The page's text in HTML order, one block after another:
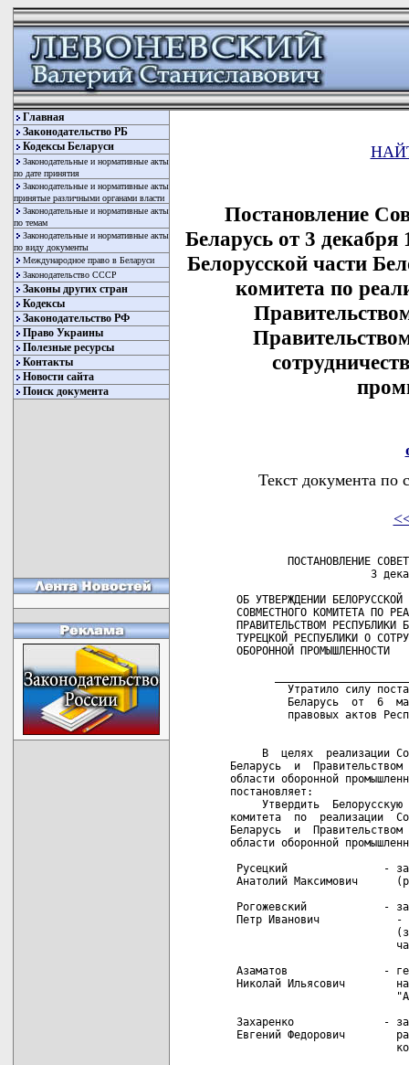
Главная
Законодательство РБ
Кодексы Беларуси
Законодательные и нормативные акты
по дате принятия
Законодательные и нормативные акты
принятые различными органами власти
Законодательные и нормативные акты
по темам
Законодательные и нормативные акты
по виду документы
Международное право в Беларуси
Законодательство СССР
Законы других стран
Кодексы
Законодательство РФ
Право Украины
Полезные ресурсы
Контакты
Новости сайта
Поиск документа
Постановление
Беларусь от 3
Белорусской части
комитета по
Текст документа по
ПОСТАНОВЛЕНИЕ
3
ОБ УТВЕРЖДЕНИИ
СОВМЕСТНОГО КОМИТЕТА ПО
ПРАВИТЕЛЬСТВОМ РЕСПУБЛИКИ
ТУРЕЦКОЙ РЕСПУБЛИКИ О
ОБОРОННОЙ ПРОМЫШЛЕННОСТИ
Утратило силу
Беларусь  от  6
правовых актов
В  целях  реализации
Беларусь  и
области оборонной
постановляет:
Утвердить  Белорусскую
комитета  по  реализации
Беларусь  и
области оборонной
Русецкий               -
Анатолий Максимович
Рогожевский            -
Петр Иванович            -
Азаматов               -
Николай Ильясович
Захаренко              -
Евгений Федорович